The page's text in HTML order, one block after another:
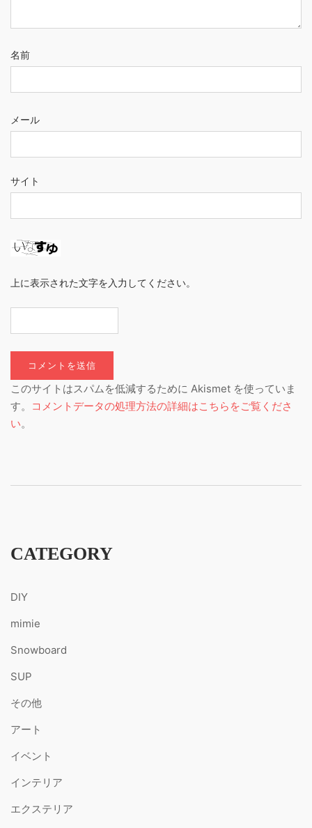
名前
メール
サイト
上に表示された文字を入力してください。
このサイトはスパムを低減するために Akismet を使っていま
す。
コメントデータの処理方法の詳細はこちらをご覧くださ
い。
CATEGORY
DIY
mimie
Snowboard
SUP
その他
アート
イベント
インテリア
エクステリア